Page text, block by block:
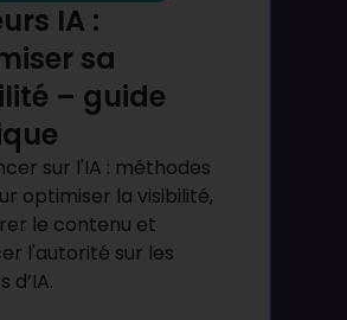
IA :
sa
– guide
sur l'IA : méthodes
optimiser la visibilité,
le contenu et
l'autorité sur les
d’IA.